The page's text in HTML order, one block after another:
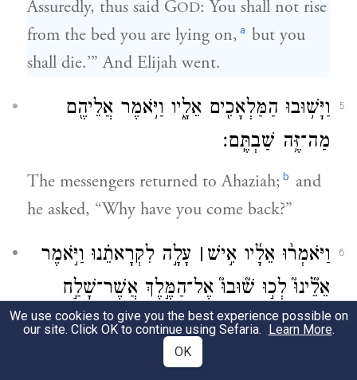
Assuredly, thus said GOD: You shall not rise
from the bed you are lying on, a but you
shall die.’” And Elijah went.
5
וַיָּשׁ֥וּבוּ הַמַּלְאָכִ֖ים אֵלָ֑יו וַיֹּ֥אמֶר אֲלֵיהֶ֖ם
מַה־זֶּ֥ה שַׁבְתֶּֽם׃
The messengers returned to Ahaziah; b and
he asked, “Why have you come back?”
6 וַיֹּאמְר֨וּ אֵלָ֜יו אִ֣ישׁ ׀ עָלָ֣ה לִקְרָאתֵ֗נוּ וַיֹּ֣אמֶר
אֵלֵ֘ינוּ֮ לְכ֣וּ שׁ֘וּבוּ֮ אֶל־הַמֶּ֣לֶךְ אֲשֶׁר־שָׁלַ֣ח
אֶתְכֶם֒ וְדִבַּרְתֶּ֣ם אֵלָ֗יו כֹּ֚ה אָמַ֣ר יְהֹוָ֔ה
הֲֽמִבְּלִ֤י אֵין־אֱלֹהִים֙ בְּיִשְׂרָאֵ֔ל אַתָּ֣ה שֹׁלֵ֔חַ
We use cookies to give you the best experience possible on
our site. Click OK to continue using Sefaria. Learn More.
OK